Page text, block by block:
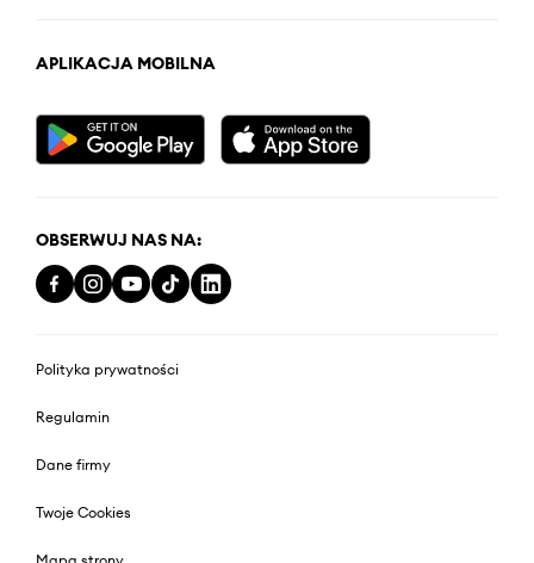
APLIKACJA MOBILNA
OBSERWUJ NAS NA:
Polityka prywatności
Regulamin
Dane firmy
Twoje Cookies